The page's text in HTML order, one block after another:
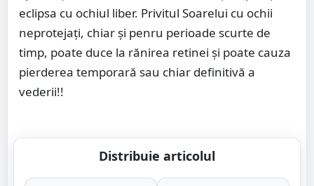
eclipsa cu ochiul liber. Privitul Soarelui cu ochii
neprotejați, chiar și penru perioade scurte de
timp, poate duce la rănirea retinei și poate cauza
pierderea temporară sau chiar definitivă a
vederii!!
Distribuie articolul